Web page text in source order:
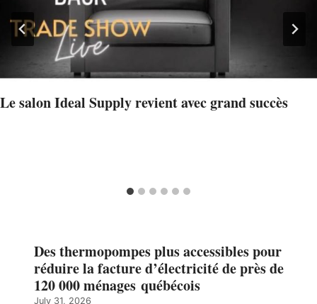
Le salon Ideal Supply revient avec grand succès
Des thermopompes plus accessibles pour
réduire la facture d’électricité de près de
120 000 ménages québécois
July 31, 2026